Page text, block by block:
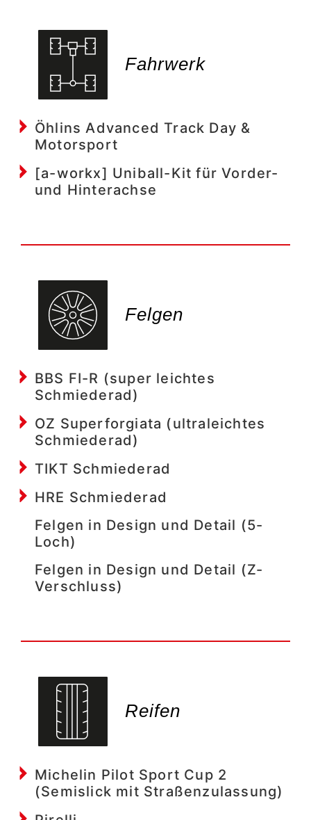
Fahrwerk​
Öhlins Advanced Track Day &
Motorsport
[a-workx] Uniball-Kit für Vorder-
und Hinterachse
Felgen
BBS FI-R (super leichtes
Schmiederad)
OZ Superforgiata (ultraleichtes
Schmiederad)
TIKT Schmiederad
HRE Schmiederad
Felgen in Design und Detail (5-
Loch)
Felgen in Design und Detail (Z-
Verschluss)
Reifen
Michelin Pilot Sport Cup 2
(Semislick mit Straßenzulassung)